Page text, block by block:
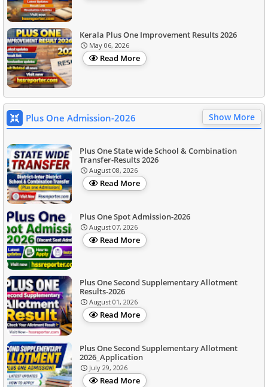
Kerala Plus One Improvement Results 2026
May 06, 2026
Read More
Plus One Admission-2026 Show More
Plus One State wide School & Combination
Transfer-Results 2026
August 08, 2026
Read More
Plus One Spot Admission-2026
August 07, 2026
Read More
Plus One Second Supplementary Allotment
Results-2026
August 01, 2026
Read More
Plus One Second Supplementary Allotment
2026_Application
July 29, 2026
Read More